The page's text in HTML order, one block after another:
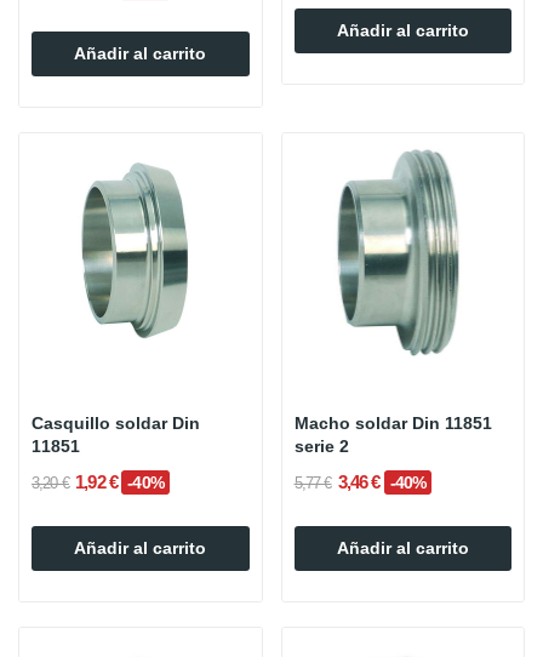
Añadir al carrito
Añadir al carrito
Casquillo soldar Din
11851
3,20 € 1,92 € -40%
Añadir al carrito
Macho soldar Din 11851
serie 2
5,77 € 3,46 € -40%
Añadir al carrito